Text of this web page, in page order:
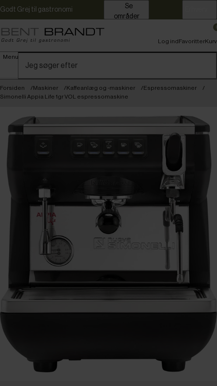
Godt Grej til gastronomi
områder
Menu
Log indFavoritterKurv
Forsiden Maskiner Kaffeanlæg og -maskiner
Espressomaskiner
Simonelli Appia Life 1gr VOL espressomaskine